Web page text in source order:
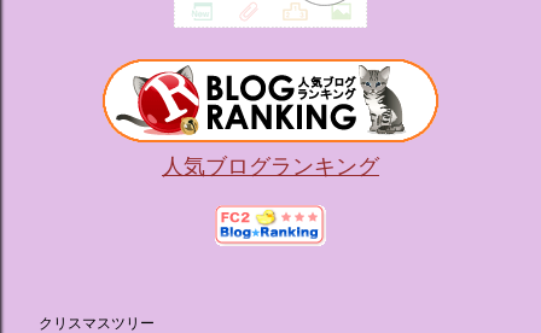
人気ブログランキング
クリスマスツリー